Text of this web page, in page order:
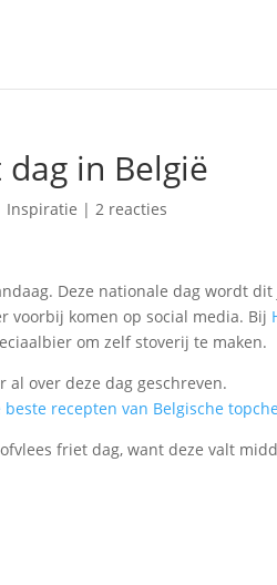
in België
Inspiratie |2 reacties
Deze nationale dag wordt
voorbij komen op social media. Bij
om zelf stoverij te maken.
al over deze dag geschreven.
beste recepten van Belgische
friet dag, want deze valt